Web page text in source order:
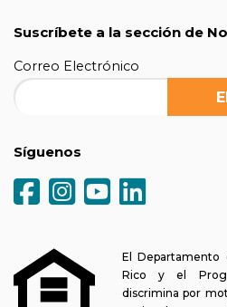
Suscríbete a la sección de
Correo Electrónico
Síguenos
El
Rico y el
discrimina por